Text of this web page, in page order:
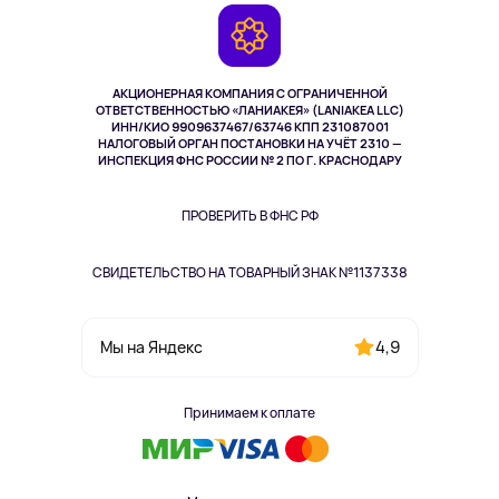
АКЦИОНЕРНАЯ КОМПАНИЯ С ОГРАНИЧЕННОЙ
ОТВЕТСТВЕННОСТЬЮ «ЛАНИАКЕЯ» (LANIAKEA LLC)
ИНН/КИО 9909637467/63746 КПП 231087001
НАЛОГОВЫЙ ОРГАН ПОСТАНОВКИ НА УЧЁТ 2310 —
ИНСПЕКЦИЯ ФНС РОССИИ № 2 ПО Г. КРАСНОДАРУ
ПРОВЕРИТЬ В ФНС РФ
СВИДЕТЕЛЬСТВО НА ТОВАРНЫЙ ЗНАК №1137338
Мы на Яндекс 4,9
Принимаем к оплате
Здоровье питомцев
Одежда и аксессуары